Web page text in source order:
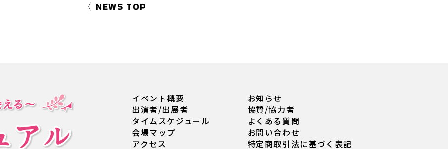
〈 NEWS TOP
イベント概要
出演者/出展者
タイムスケジュール
会場マップ
アクセス
お知らせ
協賛/協力者
よくある質問
お問い合わせ
特定商取引法に基づく表記